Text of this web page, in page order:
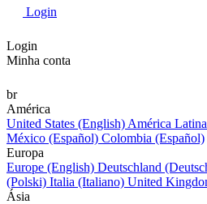
Login
Login
Minha conta
br
América
United States (English) América
México (Español) Colombia (Español)
Europa
Europe (English) Deutschland
(Polski) Italia (Italiano) United
Ásia